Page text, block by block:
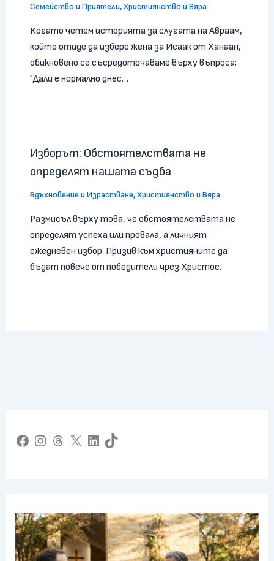
Семейство и Приятели,Християнство и Вяра
Когато четем историята за слугата на Авраам,
който отиде да избере жена за Исаак от Ханаан,
обикновено се съсредоточаваме върху въпроса:
"Дали е нормално днес…
Изборът: Обстоятелствата не
определят нашата съдба
Вдъхновение и Израстване,Християнство и Вяра
Размисъл върху това, че обстоятелствата не
определят успеха или провала, а личният
ежедневен избор. Призив към християните да
бъдат повече от победители чрез Христос.
Facebook Instagram Threads X LinkedIn TikTok